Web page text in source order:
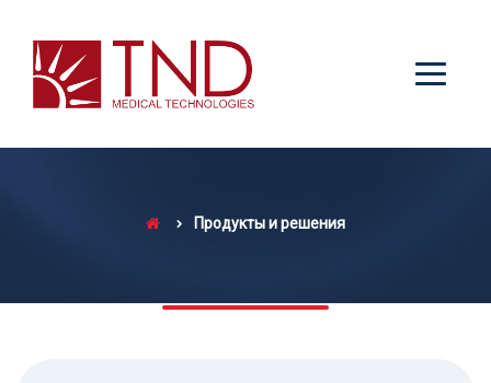
Продукты и решения